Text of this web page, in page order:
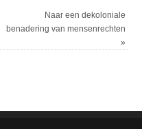
Naar een dekoloniale
benadering van mensenrechten
»